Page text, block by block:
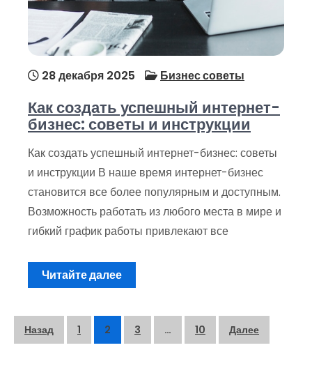
28 декабря 2025 Бизнес советы
Как создать успешный интернет-
бизнес: советы и инструкции
Как создать успешный интернет-бизнес: советы
и инструкции В наше время интернет-бизнес
становится все более популярным и доступным.
Возможность работать из любого места в мире и
гибкий график работы привлекают все
Читайте далее
Пагинация
Назад 1 2 3 … 10 Далее